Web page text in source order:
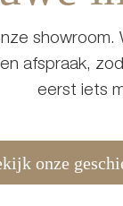
afspraak,
eerst iets
onze